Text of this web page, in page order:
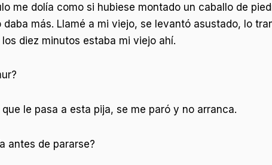
me dolía como si hubiese montado un caballo de
más. Llamé a mi viejo, se levantó asustado, lo
diez minutos estaba mi viejo ahí.
le pasa a esta pija, se me paró y no arranca.
antes de pararse?